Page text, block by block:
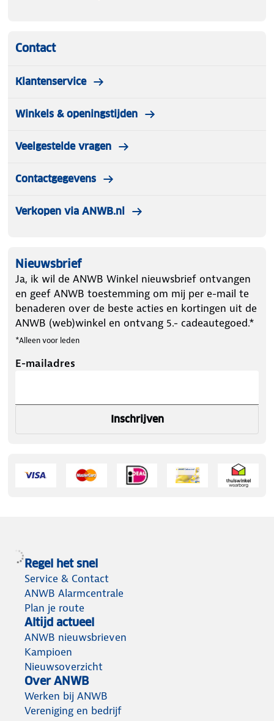
Contact
Klantenservice
Winkels & openingstijden
Veelgestelde vragen
Contactgegevens
Verkopen via ANWB.nl
Nieuwsbrief
Ja, ik wil de ANWB Winkel nieuwsbrief ontvangen
en geef ANWB toestemming om mij per e-mail te
benaderen over de beste acties en kortingen uit de
ANWB (web)winkel en ontvang 5.- cadeautegoed.*
*Alleen voor leden
E-mailadres
Inschrijven
Regel het snel
Service & Contact
ANWB Alarmcentrale
Plan je route
Altijd actueel
ANWB nieuwsbrieven
Kampioen
Nieuwsoverzicht
Over ANWB
Werken bij ANWB
Vereniging en bedrijf